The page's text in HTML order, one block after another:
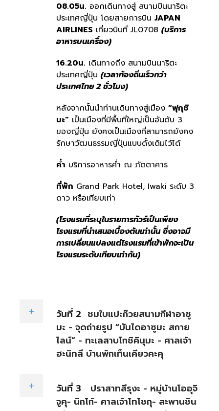
08.05น. ออกเดินทางสู่ สนามบินนาริตะ
ประเทศญี่ปุ่น โดยสายการบิน JAPAN
AIRLINES เที่ยวบินที่ JL0708 (บริการ
อาหารบนเครื่อง)
16.20น. เดินทางถึง สนามบินนาริตะ
ประเทศญี่ปุ่น (เวลาท้องถิ่นเร็วกว่า
ประเทศไทย 2 ชั่วโมง)
หลังจากนั้นนำท่านเดินทางสู่เมือง “ฟุกุชิ
มะ” เป็นเมืองที่มีพื้นที่ใหญ่เป็นอันดับ 3
ของญี่ปุ่น ยังคงเป็นเมืองที่สามารถยังคง
รักษาวัฒนธรรมญี่ปุ่นแบบดั้งเดิมไว้ได้
ค่ำ บริการอาหารค่ำ ณ ภัตตาคาร
ที่พัก Grand Park Hotel, Iwaki ระดับ 3
ดาว หรือเทียบเท่า
(โรงแรมที่ระบุในรายการทัวร์เป็นเพียง
โรงแรมที่นำเสนอเบื้องต้นเท่านั้น ซึ่งอาจมี
การเปลี่ยนแปลงแต่โรงแรมที่เข้าพักจะเป็น
โรงแรมระดับเทียบเท่ากัน)
วันที่ 2 ชมใบแปะก๊วยสนามกีฬาอาซู
มะ - จุดถ่ายรูป “บันไดอาซูมะ สกาย
ไลน์” - ทะเลสาบโกชิคินุมะ - ศาลเจ้า
ฮะนิทสึ บ้านพักเท็นเคียวคะคุ
วันที่ 3
ปราสาทสึรุงะ - หมู่บ้านโออุจิ
จูคุ- นิกโก้- ศาลเจ้าโทโชกุ- สะพานชิน